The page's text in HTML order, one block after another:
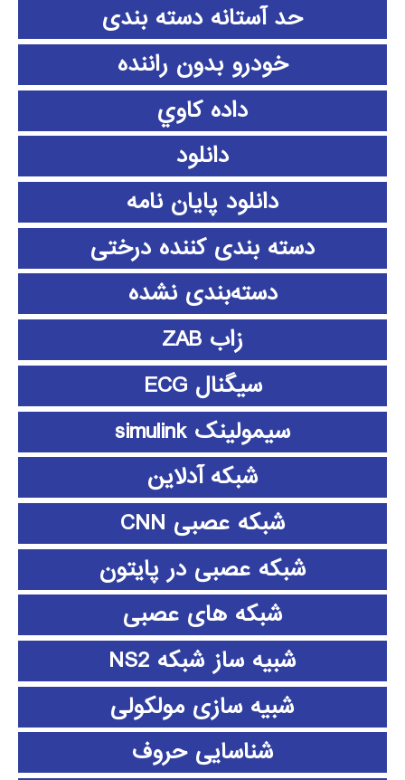
حد آستانه دسته بندی
خودرو بدون راننده
داده كاوي
دانلود
دانلود پايان نامه
دسته بندی کننده درختی
دسته‌بندی نشده
زاب ZAB
سیگنال ECG
سیمولینک simulink
شبکه آدلاین
شبکه عصبی CNN
شبکه عصبی در پایتون
شبکه های عصبی
شبیه ساز شبکه NS2
شبیه سازی مولکولی
شناسایی حروف